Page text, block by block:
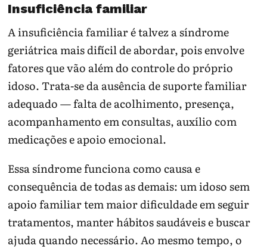
Insuficiência familiar
A insuficiência familiar é talvez a síndrome
geriátrica mais difícil de abordar, pois envolve
fatores que vão além do controle do próprio
idoso. Trata-se da ausência de suporte familiar
adequado — falta de acolhimento, presença,
acompanhamento em consultas, auxílio com
medicações e apoio emocional.
Essa síndrome funciona como causa e
consequência de todas as demais: um idoso sem
apoio familiar tem maior dificuldade em seguir
tratamentos, manter hábitos saudáveis e buscar
ajuda quando necessário. Ao mesmo tempo, o